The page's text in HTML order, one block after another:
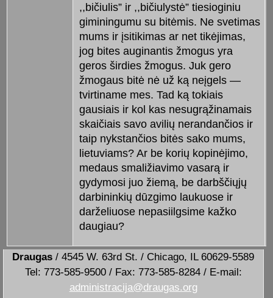
,,bičiulis” ir ,,bičiulystė” tiesioginiu
giminingumu su bitėmis. Ne svetimas
mums ir įsitikimas ar net tikėjimas,
jog bites auginantis žmogus yra
geros širdies žmogus. Juk gero
žmogaus bitė nė už ką neįgels —
tvirtiname mes. Tad ką tokiais
gausiais ir kol kas nesugrąžinamais
skaičiais savo avilių nerandančios ir
taip nykstančios bitės sako mums,
lietuviams? Ar be korių kopinėjimo,
medaus smaližiavimo vasarą ir
gydymosi juo žiemą, be darbščiųjų
darbininkių dūzgimo laukuose ir
darželiuose nepasiilgsime kažko
daugiau?
Draugas / 4545 W. 63rd St. / Chicago, IL 60629-5589
Tel: 773-585-9500 / Fax: 773-585-8284 / E-mail:
administracija@draugas.org